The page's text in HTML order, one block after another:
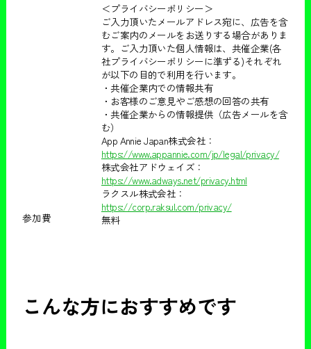
＜プライバシーポリシー＞
ご入力頂いたメールアドレス宛に、広告を含
むご案内のメールをお送りする場合がありま
す。ご入力頂いた個人情報は、共催企業(各
社プライバシーポリシーに準ずる)それぞれ
が以下の目的で利用を行います。
・共催企業内での情報共有
・お客様のご意見やご感想の回答の共有
・共催企業からの情報提供（広告メールを含
む）
App Annie Japan株式会社：
https://www.appannie.com/jp/legal/privacy/
株式会社アドウェイズ：
https://www.adways.net/privacy.html
ラクスル株式会社：
https://corp.raksul.com/privacy/
参加費
無料
こんな方におすすめです